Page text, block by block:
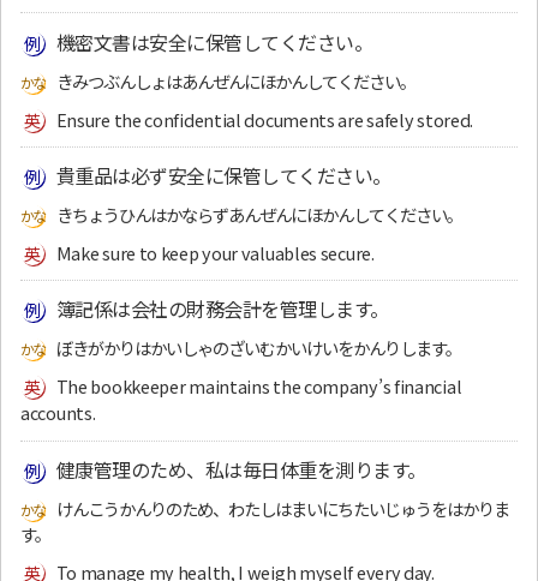
機密文書は安全に保管してください。
きみつぶんしょはあんぜんにほかんしてください。
Ensure the confidential documents are safely stored.
貴重品は必ず安全に保管してください。
きちょうひんはかならずあんぜんにほかんしてください。
Make sure to keep your valuables secure.
簿記係は会社の財務会計を管理します。
ぼきがかりはかいしゃのざいむかいけいをかんりします。
The bookkeeper maintains the company’s financial
accounts.
健康管理のため、私は毎日体重を測ります。
けんこうかんりのため、わたしはまいにちたいじゅうをはかりま
す。
To manage my health, I weigh myself every day.